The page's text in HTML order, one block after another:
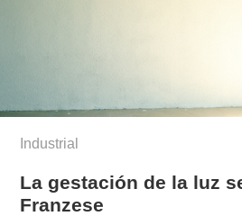
Industrial
La gestación de la luz
Franzese